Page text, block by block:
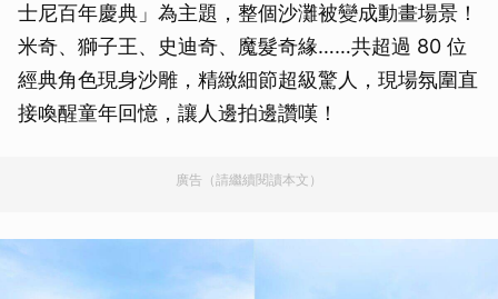
士尼百年慶典」為主題，整個沙灘被變成動畫場景！
米奇、獅子王、史迪奇、魔髮奇緣……共超過 80 位
經典角色現身沙雕，精緻細節超級驚人，現場氛圍直
接喚醒童年回憶，讓人邊拍邊讚嘆！
廣告（請繼續閱讀本文）